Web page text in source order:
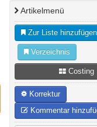
Artikelmenü
Zur Liste hinzufügen
Verzeichnis
Costing
Korrektur
Kommentar